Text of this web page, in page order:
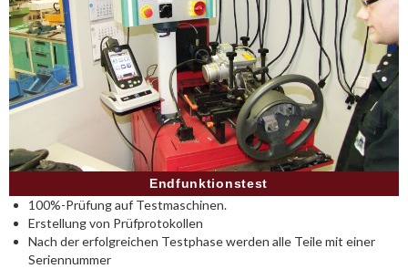
Endfunktionstest
100%-Prüfung auf Testmaschinen.
Erstellung von Prüfprotokollen
Nach der erfolgreichen Testphase werden alle Teile mit einer
Seriennummer